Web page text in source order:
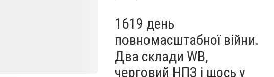
1619 день
повномасштабної війни.
Два склади WB,
черговий НПЗ і щось у